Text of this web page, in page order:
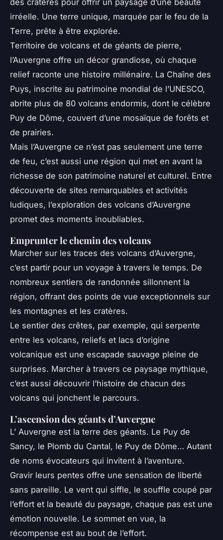
des cratères pour offrir un paysage d’une beauté
irréelle. Une terre unique, marquée par le feu de la
Terre, prête à être explorée.
Territoire de volcans et de géants de pierre,
l’Auvergne offre un décor grandiose, où chaque
relief raconte une histoire millénaire. La Chaîne des
Puys, inscrite au patrimoine mondial de l’UNESCO,
abrite plus de 80 volcans endormis, dont le célèbre
Puy de Dôme, couvert d’une mosaïque de forêts et
de prairies.
Mais l’Auvergne ce n’est pas seulement une terre
de feu, c’est aussi une région qui met en avant la
richesse de son patrimoine naturel et culturel. Entre
découverte de sites remarquables et activités
ludiques, l’exploration des volcans d’Auvergne
promet des moments inoubliables.
Emprunter le chemin des volcans
Marcher sur les traces des volcans d’Auvergne,
c’est partir pour un voyage à travers le temps. De
nombreux sentiers de randonnée sillonnent la
région, offrant des points de vue exceptionnels sur
les montagnes et les cratères.
Le sentier des crêtes, par exemple, qui serpente
entre les volcans, reliefs et lacs d’origine
volcanique est une escapade sauvage pleine de
surprises. Marcher à travers ce paysage mythique,
c’est aussi découvrir l’histoire de chacun des
volcans qui jonchent le parcours.
L’ascension des géants d’Auvergne
L’ Auvergne est la terre des géants. Le Puy de
Sancy, le Plomb du Cantal, le Puy de Dôme… Autant
de noms évocateurs qui invitent à l’aventure.
Gravir leurs pentes offre une sensation de liberté
sans pareille. Le vent qui siffle, le souffle coupé par
l’effort et la beauté du paysage, chaque pas est une
émotion nouvelle. Le sommet en vue, la
récompense est au bout de l’effort.